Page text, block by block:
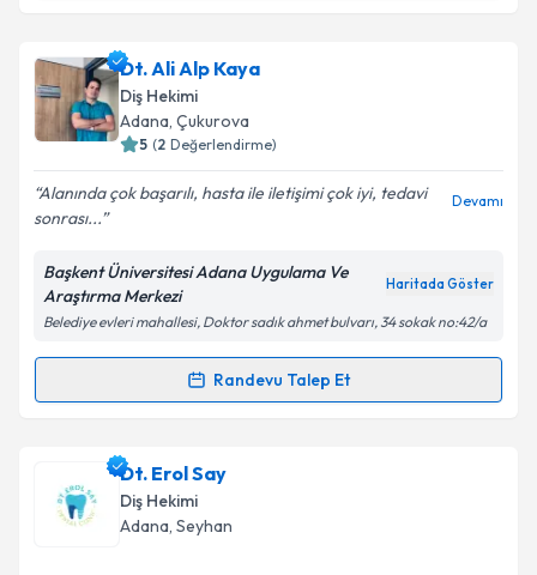
takvim hazırlandığında e-posta ile bilgilendireceğiz.
E-posta Adresiniz
Metni
kapsamda işlenmesini kabul ediyorum.
Takvim Talebini Gönder
Dt. Ali Alp Kaya
Diş Hekimi
Adana, Çukurova
5 (2 Değerlendirme)
Alanında çok başarılı, hasta ile iletişimi çok iyi, tedavi
sonrası...
Devamı
Başkent Üniversitesi Adana Uygulama Ve
Araştırma Merkezi
Haritada Göster
Belediye evleri mahallesi, Doktor sadık ahmet bulvarı, 34 sokak no:42/a
Randevu Talep Et
Randevu Takvimi Talebi
Dt. Ali Alp Kayaiçin randevu takvimi talebi oluşturun.
Size bu uzmandan randevu almanız için bir takvim
hazırlandığında e-posta ile bilgilendireceğiz.
Dt. Erol Say
Diş Hekimi
Adana, Seyhan